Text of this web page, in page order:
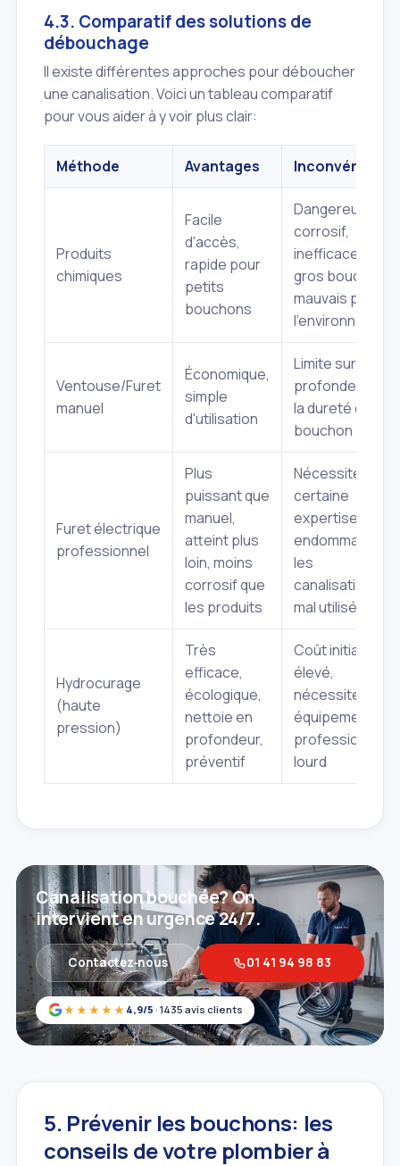
4.3. Comparatif des solutions de
débouchage
Il existe différentes approches pour déboucher
une canalisation. Voici un tableau comparatif
pour vous aider à y voir plus clair:
Méthode Avantages Inconvénients
Produits
chimiques
Facile
d'accès,
rapide pour
petits
bouchons
Dangereux,
corrosif,
inefficace sur
gros bouchons,
mauvais pour
l'environnement
Ventouse/Furet
manuel
Économique,
simple
d'utilisation
Limite sur la
profondeur et
la dureté du
bouchon
Furet électrique
professionnel
Plus
puissant que
manuel,
atteint plus
loin, moins
corrosif que
les produits
Nécessite une
certaine
expertise, peut
endommager
les
canalisations si
mal utilisé
Hydrocurage
(haute
pression)
Très
efficace,
écologique,
nettoie en
profondeur,
préventif
Coût initial plus
élevé,
nécessite
équipement
professionnel
lourd
★★★★★ 4,9/5 · 1435 avis clients
Canalisation bouchée? On
intervient en urgence 24/7.
Contactez‑nous 01 41 94 98 83
5. Prévenir les bouchons: les
conseils de votre plombier à